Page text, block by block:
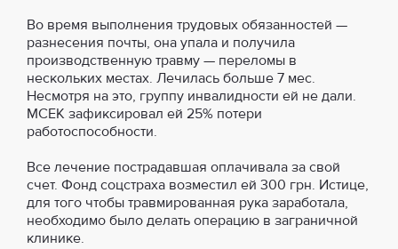
Во время выполнения трудовых обязанностей —
разнесения почты, она упала и получила
производственную травму — переломы в
нескольких местах. Лечилась больше 7 мес.
Несмотря на это, группу инвалидности ей не дали.
МСЕК зафиксировал ей 25% потери
работоспособности.
Все лечение пострадавшая оплачивала за свой
счет. Фонд соцстраха возместил ей 300 грн. Истице,
для того чтобы травмированная рука заработала,
необходимо было делать операцию в заграничной
клинике.